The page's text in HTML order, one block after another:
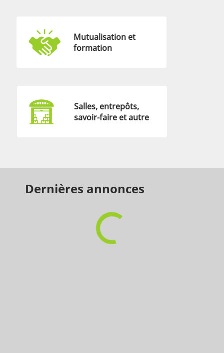
Mutualisation et
formation
Salles, entrepôts,
savoir-faire et autre
Dernières annonces